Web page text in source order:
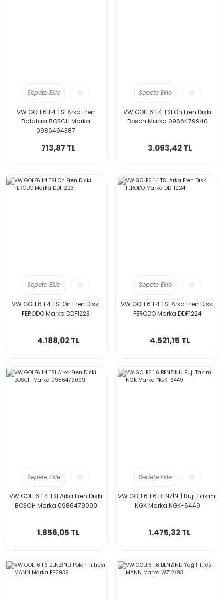
Sepete Ekle
VW GOLF6 1.4 TSI Arka Fren
Balatası BOSCH Marka
0986494387
713,87 TL
Sepete Ekle
VW GOLF6 1.4 TSI Ön Fren Diski
Bosch Marka 0986479940
3.093,42 TL
Sepete Ekle
VW GOLF6 1.4 TSI Ön Fren Diski
FERODO Marka DDF1223
4.188,02 TL
Sepete Ekle
VW GOLF6 1.4 TSI Arka Fren Diski
FERODO Marka DDF1224
4.521,15 TL
Sepete Ekle
VW GOLF6 1.4 TSI Arka Fren Diski
BOSCH Marka 0986479099
1.856,05 TL
Sepete Ekle
VW GOLF6 1.6 BENZİNLİ Buji Takımı
NGK Marka NGK-6449
1.475,32 TL